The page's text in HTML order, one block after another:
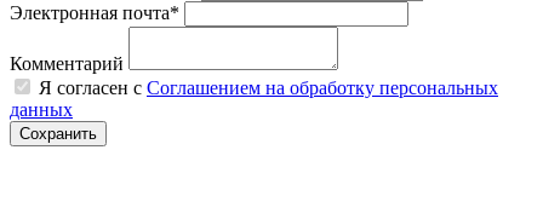
Электронная почта*
Комментарий
Я согласен с Соглашением на обработку персональных
данных